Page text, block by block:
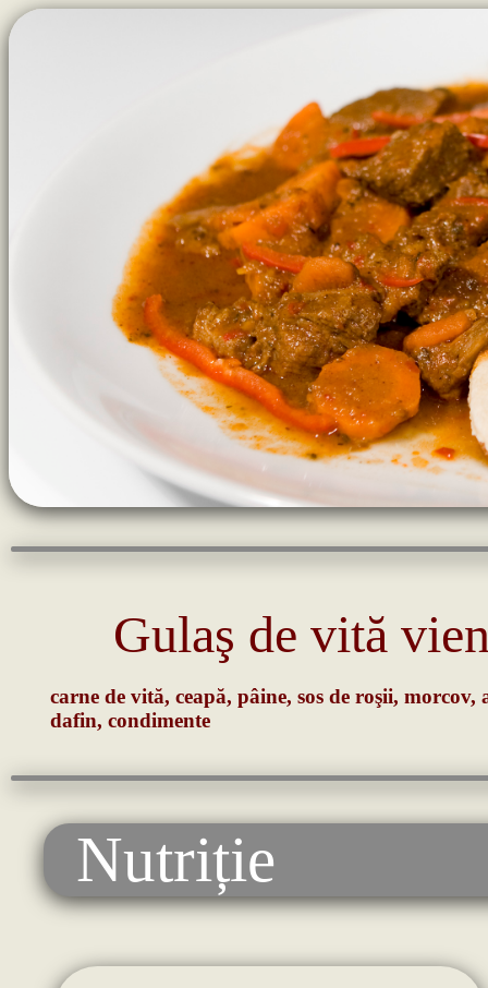
Gulaş de vită
carne de vită, ceapă, pâine, sos de roşii,
dafin, condimente
Nutriție